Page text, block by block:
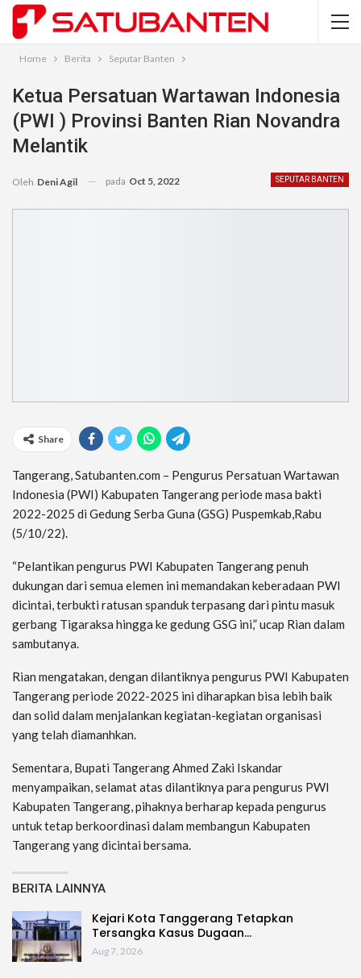
Home Berita Seputar Banten
Ketua Persatuan Wartawan Indonesia
(PWI ) Provinsi Banten Rian Novandra
Melantik
SEPUTAR BANTEN
Oleh Deni Agil pada Oct 5, 2022
Share
Tangerang, Satubanten.com – Pengurus Persatuan Wartawan
Indonesia (PWI) Kabupaten Tangerang periode masa bakti
2022-2025 di Gedung Serba Guna (GSG) Puspemkab,Rabu
(5/10/22).
“Pelantikan pengurus PWI Kabupaten Tangerang penuh
dukungan dari semua elemen ini memandakan keberadaan PWI
dicintai, terbukti ratusan spanduk terpasang dari pintu masuk
gerbang Tigaraksa hingga ke gedung GSG ini,” ucap Rian dalam
sambutanya.
Rian mengatakan, dengan dilantiknya pengurus PWI Kabupaten
Tangerang periode 2022-2025 ini diharapkan bisa lebih baik
dan solid dalam menjalankan kegiatan-kegiatan organisasi
yang telah diamanhkan.
Sementara, Bupati Tangerang Ahmed Zaki Iskandar
menyampaikan, selamat atas dilantiknya para pengurus PWI
Kabupaten Tangerang, pihaknya berharap kepada pengurus
untuk tetap berkoordinasi dalam membangun Kabupaten
Tangerang yang dicintai bersama.
BERITA LAINNYA
Kejari Kota Tanggerang Tetapkan
Tersangka Kasus Dugaan…
Aug 7, 2026